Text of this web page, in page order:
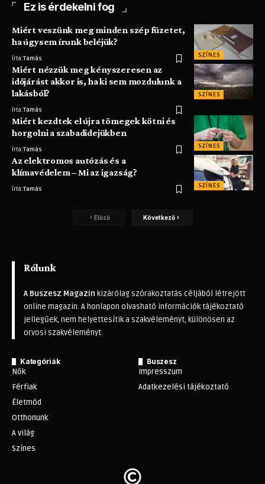
Ez is érdekelni fog
SZÍNES
Miért veszünk meg minden szép füzetet,
ha úgysem írunk beléjük?
Írta:Tamás
SZÍNES
Miért nézzük meg kényszeresen az
időjárást akkor is, ha ki sem mozdulunk a
lakásból?
Írta:Tamás
SZÍNES
Miért kezdtek el újra tömegek kötni és
horgolni a szabadidejükben
Írta:Tamás
SZÍNES
Az elektromos autózás és a
klímavédelem – Mi az igazság?
Írta:Tamás
Előző Következő
Rólunk
A Buszesz Magazin kizárólag szórakoztatás céljából létrejött
online magazin. A honlapon olvasható információk tájékoztató
jellegűek, nem helyettesítik a szakvéleményt, különösen az
orvosi szakvéleményt.
Kategóriák
Nők
Férfiak
Életmód
Otthonunk
A világ
Színes
Buszesz
Impresszum
Adatkezelési tájékoztató